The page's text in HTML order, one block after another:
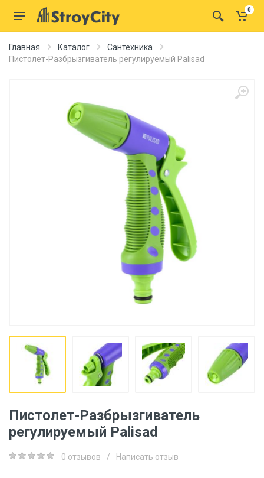
0
Главная Каталог
Сантехника
Пистолет-Разбрызгиватель регулируемый Palisad
Пистолет-Разбрызгиватель
регулируемый Palisad
0 отзывов / Написать отзыв